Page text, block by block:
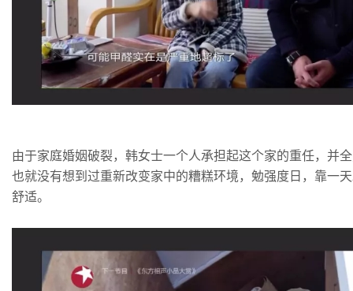
由于家庭婚姻破裂，韩女士一个人承担起这个家的重任，并
也就没有想到过重新改变家中的糟糕环境，勉强度日，靠一
舒适。